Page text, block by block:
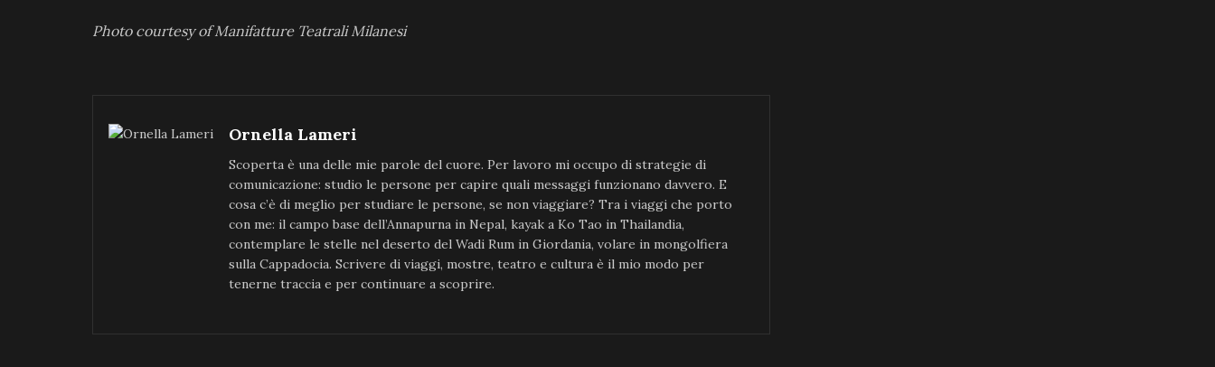
Photo courtesy of Manifatture Teatrali Milanesi
Ornella Lameri
Scoperta è una delle mie parole del cuore. Per lavoro mi occupo di strategie di
comunicazione: studio le persone per capire quali messaggi funzionano davvero. E
cosa c’è di meglio per studiare le persone, se non viaggiare? Tra i viaggi che porto
con me: il campo base dell’Annapurna in Nepal, kayak a Ko Tao in Thailandia,
contemplare le stelle nel deserto del Wadi Rum in Giordania, volare in mongolfiera
sulla Cappadocia. Scrivere di viaggi, mostre, teatro e cultura è il mio modo per
tenerne traccia e per continuare a scoprire.